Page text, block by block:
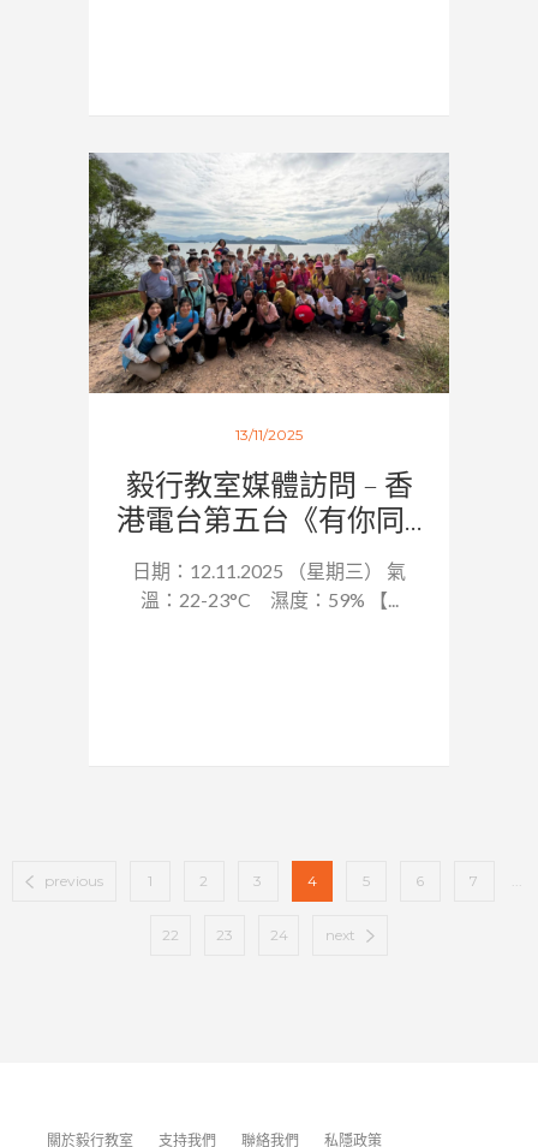
13/11/2025
毅行教室媒體訪問 – 香
港電台第五台《有你同...
日期：12.11.2025 （星期三） 氣
溫：22-23°C 濕度：59% 【...
previous 1 2 3 4 5 6 7 ...
22 23 24 next
關於毅行教室 支持我們 聯絡我們 私隱政策